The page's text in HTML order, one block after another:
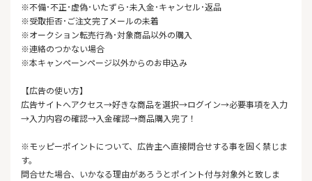
※不備･不正･虚偽･いたずら･未入金･キャンセル･返品
※受取拒否･ご注文完了メールの未着
※オークション転売行為･対象商品以外の購入
※連絡のつかない場合
※本キャンペーンページ以外からのお申込み
【広告の使い方】
広告サイトへアクセス→好きな商品を選択→ログイン→必要事項を入力
→入力内容の確認→入金確認→商品購入完了！
※モッピーポイントについて、広告主へ直接問合せする事を固く禁じま
す。
問合せた場合、いかなる理由があろうとポイント付与対象外と致しま